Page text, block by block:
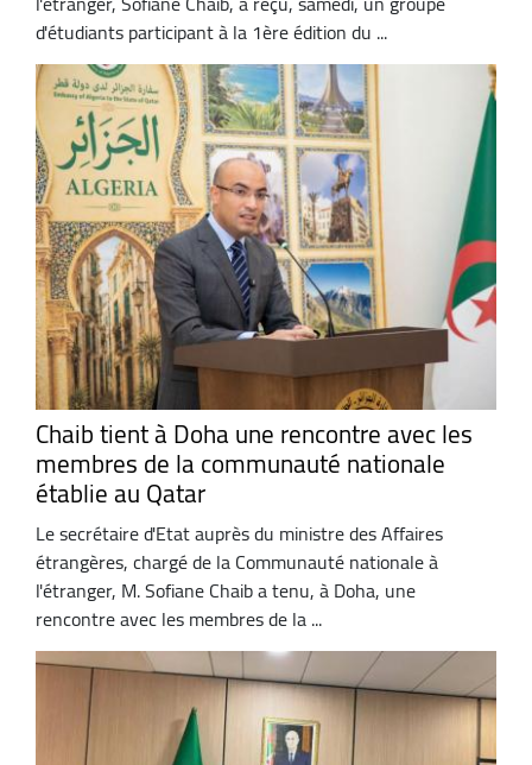
d'étudiants participant à la 1ère édition du ...
Chaib tient à Doha une rencontre avec les
membres de la communauté nationale
établie au Qatar
Le secrétaire d'Etat auprès du ministre des Affaires
étrangères, chargé de la Communauté nationale à
l'étranger, M. Sofiane Chaib a tenu, à Doha, une
rencontre avec les membres de la ...